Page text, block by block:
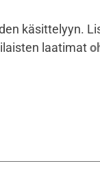
käsittelyyn.
laatimat